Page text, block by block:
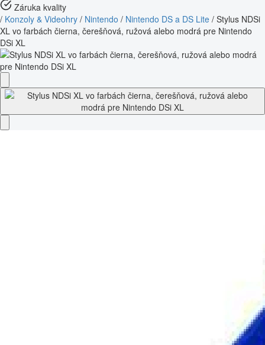
Záruka kvality
/ Konzoly & Videohry / Nintendo / Nintendo DS a DS Lite / Stylus NDSi
XL vo farbách čierna, čerešňová, ružová alebo modrá pre Nintendo
DSi XL